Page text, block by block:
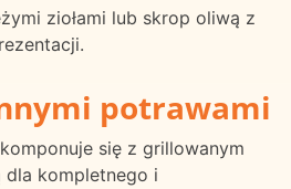
ziołami lub skrop oliwą z
potrawami
się z grillowanym
dla kompletnego i